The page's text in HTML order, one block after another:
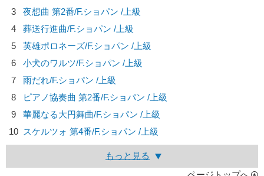
3
夜想曲 第2番/F.ショパン /上級
4
葬送行進曲/F.ショパン /上級
5
英雄ポロネーズ/F.ショパン /上級
6
小犬のワルツ/F.ショパン /上級
7
雨だれ/F.ショパン /上級
8
ピアノ協奏曲 第2番/F.ショパン /上級
9
華麗なる大円舞曲/F.ショパン /上級
10 スケルツォ 第4番/F.ショパン /上級
もっと見る